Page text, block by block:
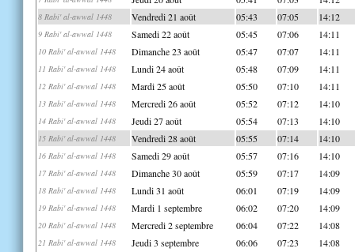
8 Rabi' al-awwal 1448 Vendredi 21 août 05:43 07:05 14:12
9 Rabi' al-awwal 1448 Samedi 22 août 05:45 07:06 14:11
10 Rabi' al-awwal 1448 Dimanche 23 août 05:47 07:07 14:11
11 Rabi' al-awwal 1448 Lundi 24 août 05:48 07:09 14:11
12 Rabi' al-awwal 1448 Mardi 25 août 05:50 07:10 14:11
13 Rabi' al-awwal 1448 Mercredi 26 août 05:52 07:12 14:10
14 Rabi' al-awwal 1448 Jeudi 27 août 05:54 07:13 14:10
15 Rabi' al-awwal 1448 Vendredi 28 août 05:55 07:14 14:10
16 Rabi' al-awwal 1448 Samedi 29 août 05:57 07:16 14:10
17 Rabi' al-awwal 1448 Dimanche 30 août 05:59 07:17 14:09
18 Rabi' al-awwal 1448 Lundi 31 août 06:01 07:19 14:09
19 Rabi' al-awwal 1448 Mardi 1 septembre 06:02 07:20 14:09
20 Rabi' al-awwal 1448 Mercredi 2 septembre 06:04 07:22 14:08
21 Rabi' al-awwal 1448 Jeudi 3 septembre 06:06 07:23 14:08